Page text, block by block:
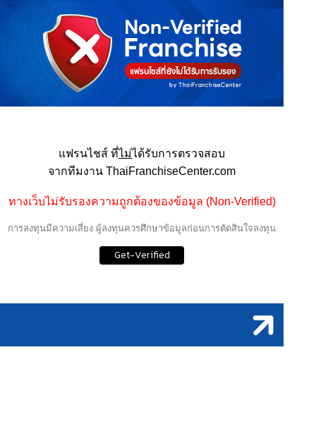
แฟรนไชส์ ที่ไม่ได้รับการตรวจสอบ
จากทีมงาน ThaiFranchiseCenter.com
ทางเว็บไม่รับรองความถูกต้องของข้อมูล (Non-Verified)
การลงทุนมีความเสี่ยง ผู้ลงทุนควรศึกษาข้อมูลก่อนการตัดสินใจลงทุน
Get-Verified